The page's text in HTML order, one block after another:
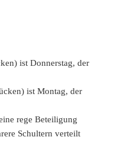
ist Donnerstag, der
ist Montag, der
rege Beteiligung
Schultern verteilt